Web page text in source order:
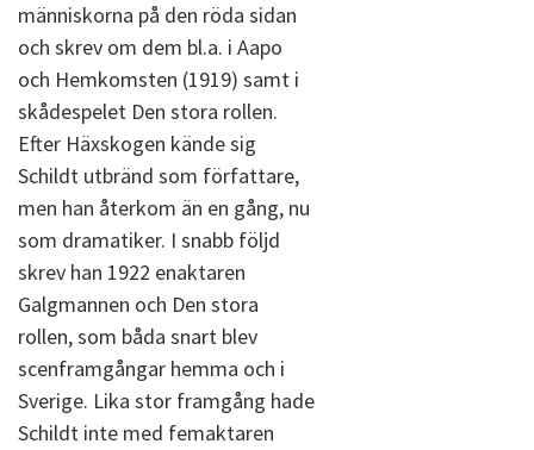
människorna på den röda sidan
och skrev om dem bl.a. i Aapo
och Hemkomsten (1919) samt i
skådespelet Den stora rollen.
Efter Häxskogen kände sig
Schildt utbränd som författare,
men han återkom än en gång, nu
som dramatiker. I snabb följd
skrev han 1922 enaktaren
Galgmannen och Den stora
rollen, som båda snart blev
scenframgångar hemma och i
Sverige. Lika stor framgång hade
Schildt inte med femaktaren